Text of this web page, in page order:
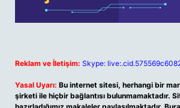
Reklam ve İletişim: Skype:
Yasal Uyarı: Bu internet sitesi, herhangi bir
şirketi ile hiçbir bağlantısı bulunmamaktadır.